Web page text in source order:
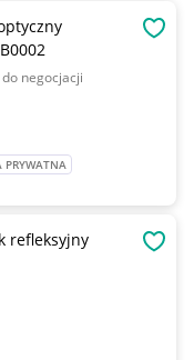
do negocjacji
PRYWATNA
refleksyjny